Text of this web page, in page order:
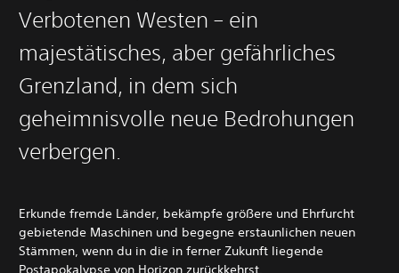
Verbotenen Westen – ein
majestätisches, aber gefährliches
Grenzland, in dem sich
geheimnisvolle neue Bedrohungen
verbergen.
Erkunde fremde Länder, bekämpfe größere und Ehrfurcht
gebietende Maschinen und begegne erstaunlichen neuen
Stämmen, wenn du in die in ferner Zukunft liegende
Postapokalypse von Horizon zurückkehrst.